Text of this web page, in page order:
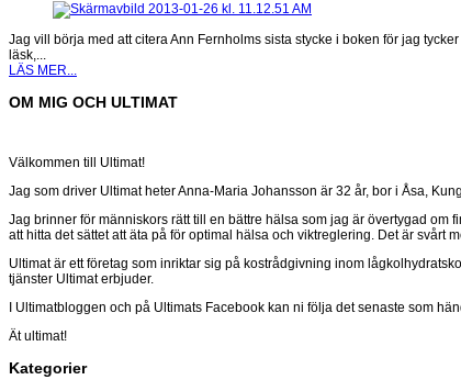
Jag vill börja med att citera Ann Fernholms sista stycke i boken för jag
läsk,...
LÄS MER...
OM MIG OCH ULTIMAT
Välkommen till Ultimat!
Jag som driver Ultimat heter Anna-Maria Johansson är 32 år, bor i Åsa,
Jag brinner för människors rätt till en bättre hälsa som jag är övertygad om
att hitta det sättet att äta på för optimal hälsa och viktreglering. Det är svårt
Ultimat är ett företag som inriktar sig på kostrådgivning inom
tjänster Ultimat erbjuder.
I Ultimatbloggen och på Ultimats Facebook kan ni följa det senaste som
Ät ultimat!
Kategorier